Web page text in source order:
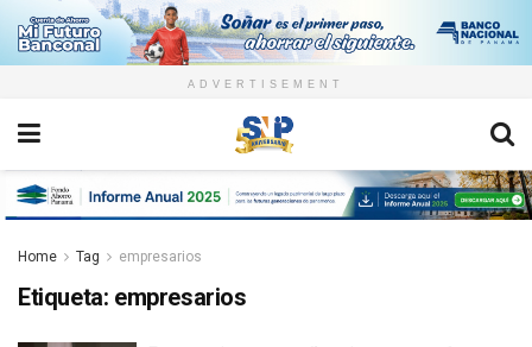
ADVERTISEMENT
Home Tag empresarios
Etiqueta: empresarios